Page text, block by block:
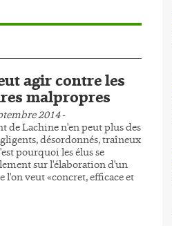
agir contre les
malpropres
2014-
de Lachine n'en peut plus des
désordonnés, traîneux
pourquoi les élus se
sur l'élaboration d'un
l'on veut «concret, efficace et